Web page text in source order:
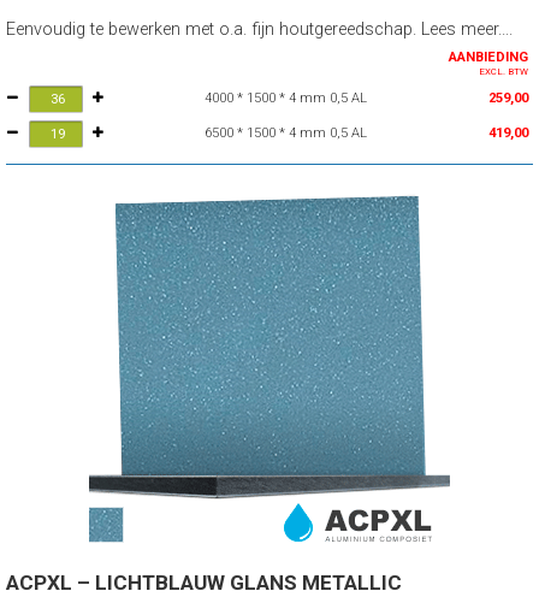
Eenvoudig te bewerken met o.a. fijn houtgereedschap. Lees meer....
AANBIEDING
EXCL. BTW
4000 * 1500 * 4 mm 0,5 AL 259,00
6500 * 1500 * 4 mm 0,5 AL 419,00
ACPXL – LICHTBLAUW GLANS METALLIC